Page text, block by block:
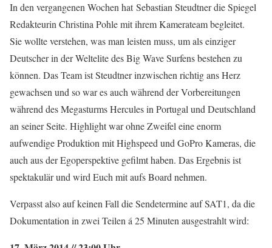
In den vergangenen Wochen hat Sebastian Steudtner die Spiegel
Redakteurin Christina Pohle mit ihrem Kamerateam begleitet.
Sie wollte verstehen, was man leisten muss, um als einziger
Deutscher in der Weltelite des Big Wave Surfens bestehen zu
können. Das Team ist Steudtner inzwischen richtig ans Herz
gewachsen und so war es auch während der Vorbereitungen
während des Megasturms Hercules in Portugal und Deutschland
an seiner Seite. Highlight war ohne Zweifel eine enorm
aufwendige Produktion mit Highspeed und GoPro Kameras, die
auch aus der Egoperspektive gefilmt haben. Das Ergebnis ist
spektakulär und wird Euch mit aufs Board nehmen.
Verpasst also auf keinen Fall die Sendetermine auf SAT1, da die
Dokumentation in zwei Teilen á 25 Minuten ausgestrahlt wird: